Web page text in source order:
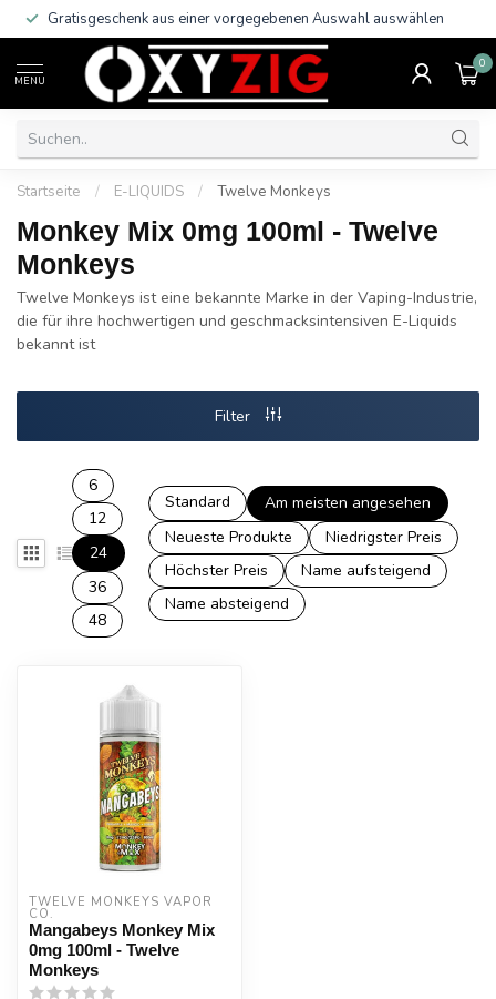
Gratisgeschenk aus einer vorgegebenen Auswahl auswählen
MENU
0
Startseite / E-LIQUIDS / Twelve Monkeys
Monkey Mix 0mg 100ml - Twelve
Monkeys
Twelve Monkeys ist eine bekannte Marke in der Vaping-Industrie,
die für ihre hochwertigen und geschmacksintensiven E-Liquids
bekannt ist
Filter
6
12
24
36
48
Standard
Am meisten angesehen
Neueste Produkte
Niedrigster Preis
Höchster Preis
Name aufsteigend
Name absteigend
TWELVE MONKEYS VAPOR
CO.
Mangabeys Monkey Mix
0mg 100ml - Twelve
Monkeys